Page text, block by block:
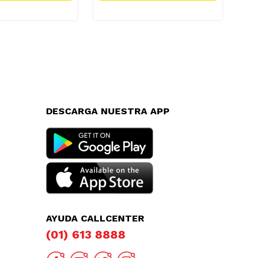
DESCARGA NUESTRA APP
AYUDA CALLCENTER
(01) 613 8888